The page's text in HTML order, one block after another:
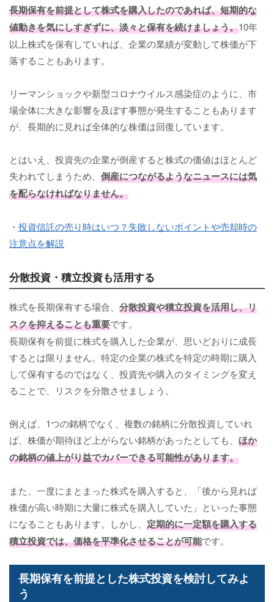
長期保有を前提として株式を購入したのであれば、短期的な
値動きを気にしすぎずに、淡々と保有を続けましょう。10年
以上株式を保有していれば、企業の業績が変動して株価が下
落することもあります。
リーマンショックや新型コロナウイルス感染症のように、市
場全体に大きな影響を及ぼす事態が発生することもあります
が、長期的に見れば全体的な株価は回復しています。
とはいえ、投資先の企業が倒産すると株式の価値はほとんど
失われてしまうため、 倒産につながるようなニュースには気
を配らなければなりません。
・ 投資信託の売り時はいつ？失敗しないポイントや売却時の
注意点を解説
分散投資・積立投資も活用する
株式を長期保有する場合、 分散投資や積立投資を活用し、リ
スクを抑えることも重要です。
長期保有を前提に株式を購入した企業が、思いどおりに成長
するとは限りません。特定の企業の株式を特定の時期に購入
して保有するのではなく、投資先や購入のタイミングを変え
ることで、リスクを分散させましょう。
例えば、1つの銘柄でなく、複数の銘柄に分散投資していれ
ば、株価が期待ほど上がらない銘柄があったとしても、 ほか
の銘柄の値上がり益でカバーできる可能性があります。
また、一度にまとまった株式を購入すると、「後から見れば
株価が高い時期に大量に株式を購入していた」といった事態
になることもあります。しかし、 定期的に一定額を購入する
積立投資では、価格を平準化させることが可能です。
長期保有を前提とした株式投資を検討してみよ
う